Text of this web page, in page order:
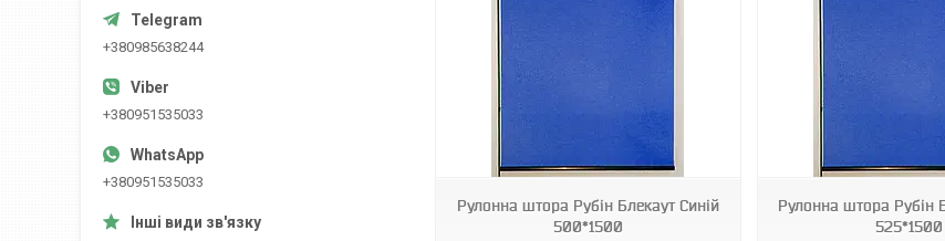
Рулонна штора Рубін Блекаут Синій
500*1500
Рулонна штора Рубін
525*1500
+380985638244
+380951535033
+380951535033